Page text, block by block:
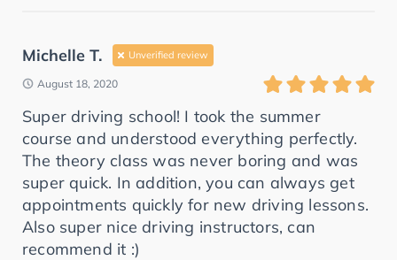
Michelle T. Unverified review
August 18, 2020
Super driving school! I took the summer
course and understood everything perfectly.
The theory class was never boring and was
super quick. In addition, you can always get
appointments quickly for new driving lessons.
Also super nice driving instructors, can
recommend it :)